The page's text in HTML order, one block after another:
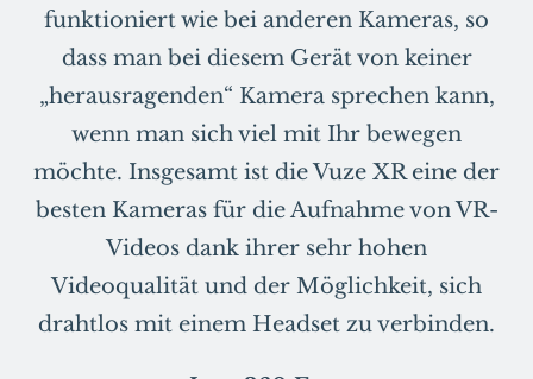
funktioniert wie bei anderen Kameras, so
dass man bei diesem Gerät von keiner
„herausragenden“ Kamera sprechen kann,
wenn man sich viel mit Ihr bewegen
möchte. Insgesamt ist die Vuze XR eine der
besten Kameras für die Aufnahme von VR-
Videos dank ihrer sehr hohen
Videoqualität und der Möglichkeit, sich
drahtlos mit einem Headset zu verbinden.